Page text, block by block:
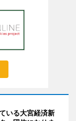
いる大宮経済新